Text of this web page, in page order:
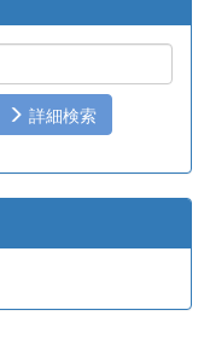
詳細検索